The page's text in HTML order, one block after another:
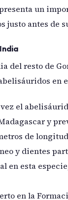
un
justo antes de
del resto de
en
el
y
de
y dientes
en esta
en la